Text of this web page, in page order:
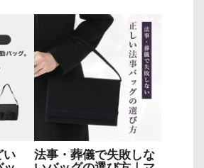
い
法事・葬儀で失敗しな